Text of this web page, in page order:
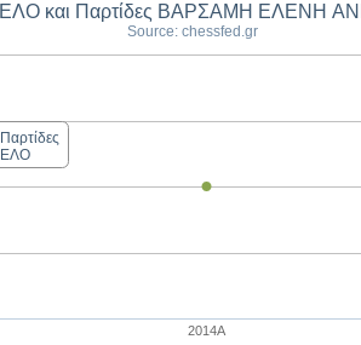
ΕΛΟ και Παρτίδες ΒΑΡΣΑΜΗ ΕΛΕΝΗ
Source: chessfed.gr
Παρτίδες
ΕΛΟ
2014A